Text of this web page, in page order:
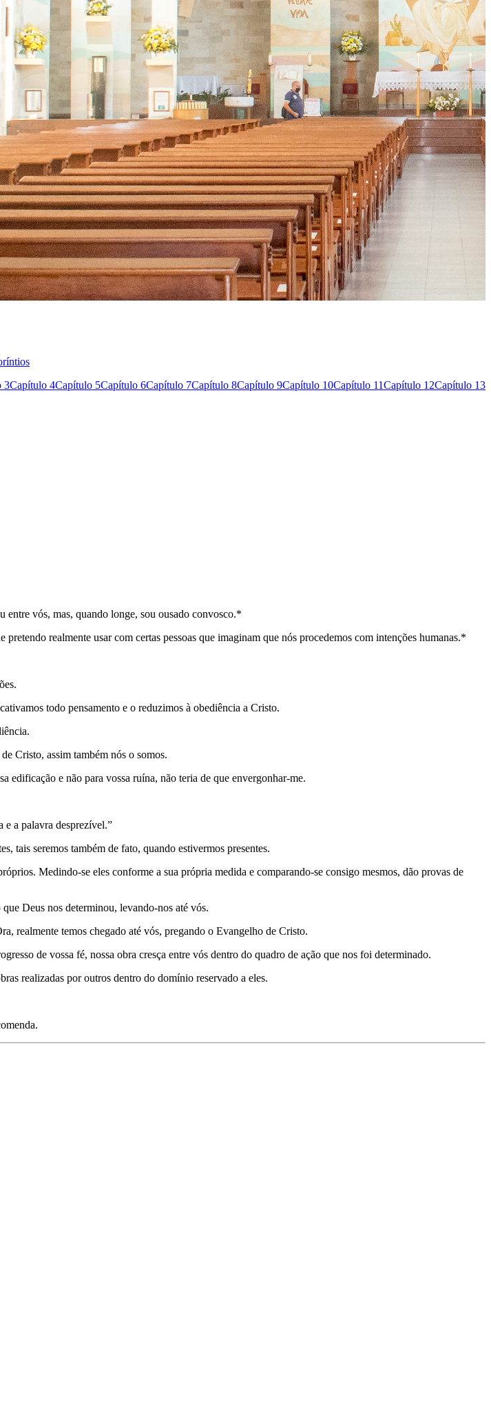
3Capítulo 4Capítulo 5Capítulo 6Capítulo 7Capítulo 8Capítulo 9Capítulo 10Capítulo 11Capítulo 12Capítulo 13
entre vós, mas, quando longe, sou ousado convosco.*
realmente usar com certas pessoas que imaginam que nós procedemos com intenções humanas.*
todo pensamento e o reduzimos à obediência a Cristo.
Cristo, assim também nós o somos.
edificação e não para vossa ruína, não teria de que envergonhar-me.
e a palavra desprezível.”
tais seremos também de fato, quando estivermos presentes.
Medindo-se eles con­forme a sua própria medida e comparando-se consigo mesmos, dão provas de
Deus nos determinou, levando-nos até vós.
realmente temos chegado até vós, pregando o Evangelho de Cristo.
de vossa fé, nossa obra cresça entre vós dentro do quadro de ação que nos foi determinado.
realizadas por outros dentro do domínio reservado a eles.